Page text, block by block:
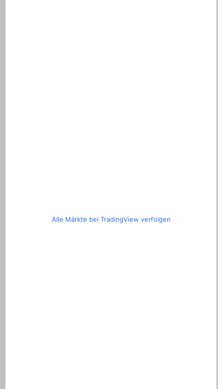
Alle Märkte bei TradingView verfolgen